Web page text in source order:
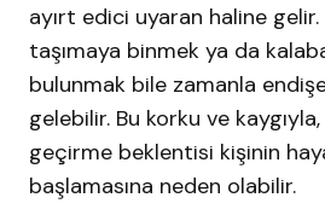
ayırt edici uyaran haline
taşımaya binmek ya da
bulunmak bile zamanla
gelebilir. Bu korku ve
geçirme beklentisi kişinin
başlamasına neden olabilir.